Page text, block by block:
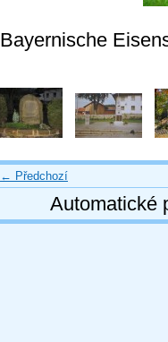
Bayernische
← Předchozí
Automatické